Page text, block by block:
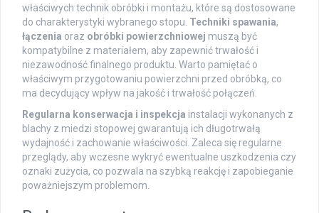
właściwych technik obróbki i montażu, które są dostosowane
do charakterystyki wybranego stopu. Techniki spawania,
łączenia oraz obróbki powierzchniowej muszą być
kompatybilne z materiałem, aby zapewnić trwałość i
niezawodność finalnego produktu. Warto pamiętać o
właściwym przygotowaniu powierzchni przed obróbką, co
ma decydujący wpływ na jakość i trwałość połączeń.
Regularna konserwacja i inspekcja instalacji wykonanych z
blachy z miedzi stopowej gwarantują ich długotrwałą
wydajność i zachowanie właściwości. Zaleca się regularne
przeglądy, aby wczesne wykryć ewentualne uszkodzenia czy
oznaki zużycia, co pozwala na szybką reakcję i zapobieganie
poważniejszym problemom.